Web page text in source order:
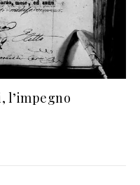
l’impegno